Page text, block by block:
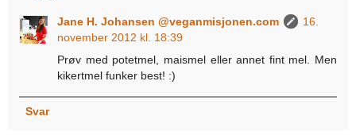
Jane H. Johansen @veganmisjonen.com
16.
november 2012 kl. 18:39
Prøv med potetmel, maismel eller annet fint mel. Men
kikertmel funker best! :)
Svar